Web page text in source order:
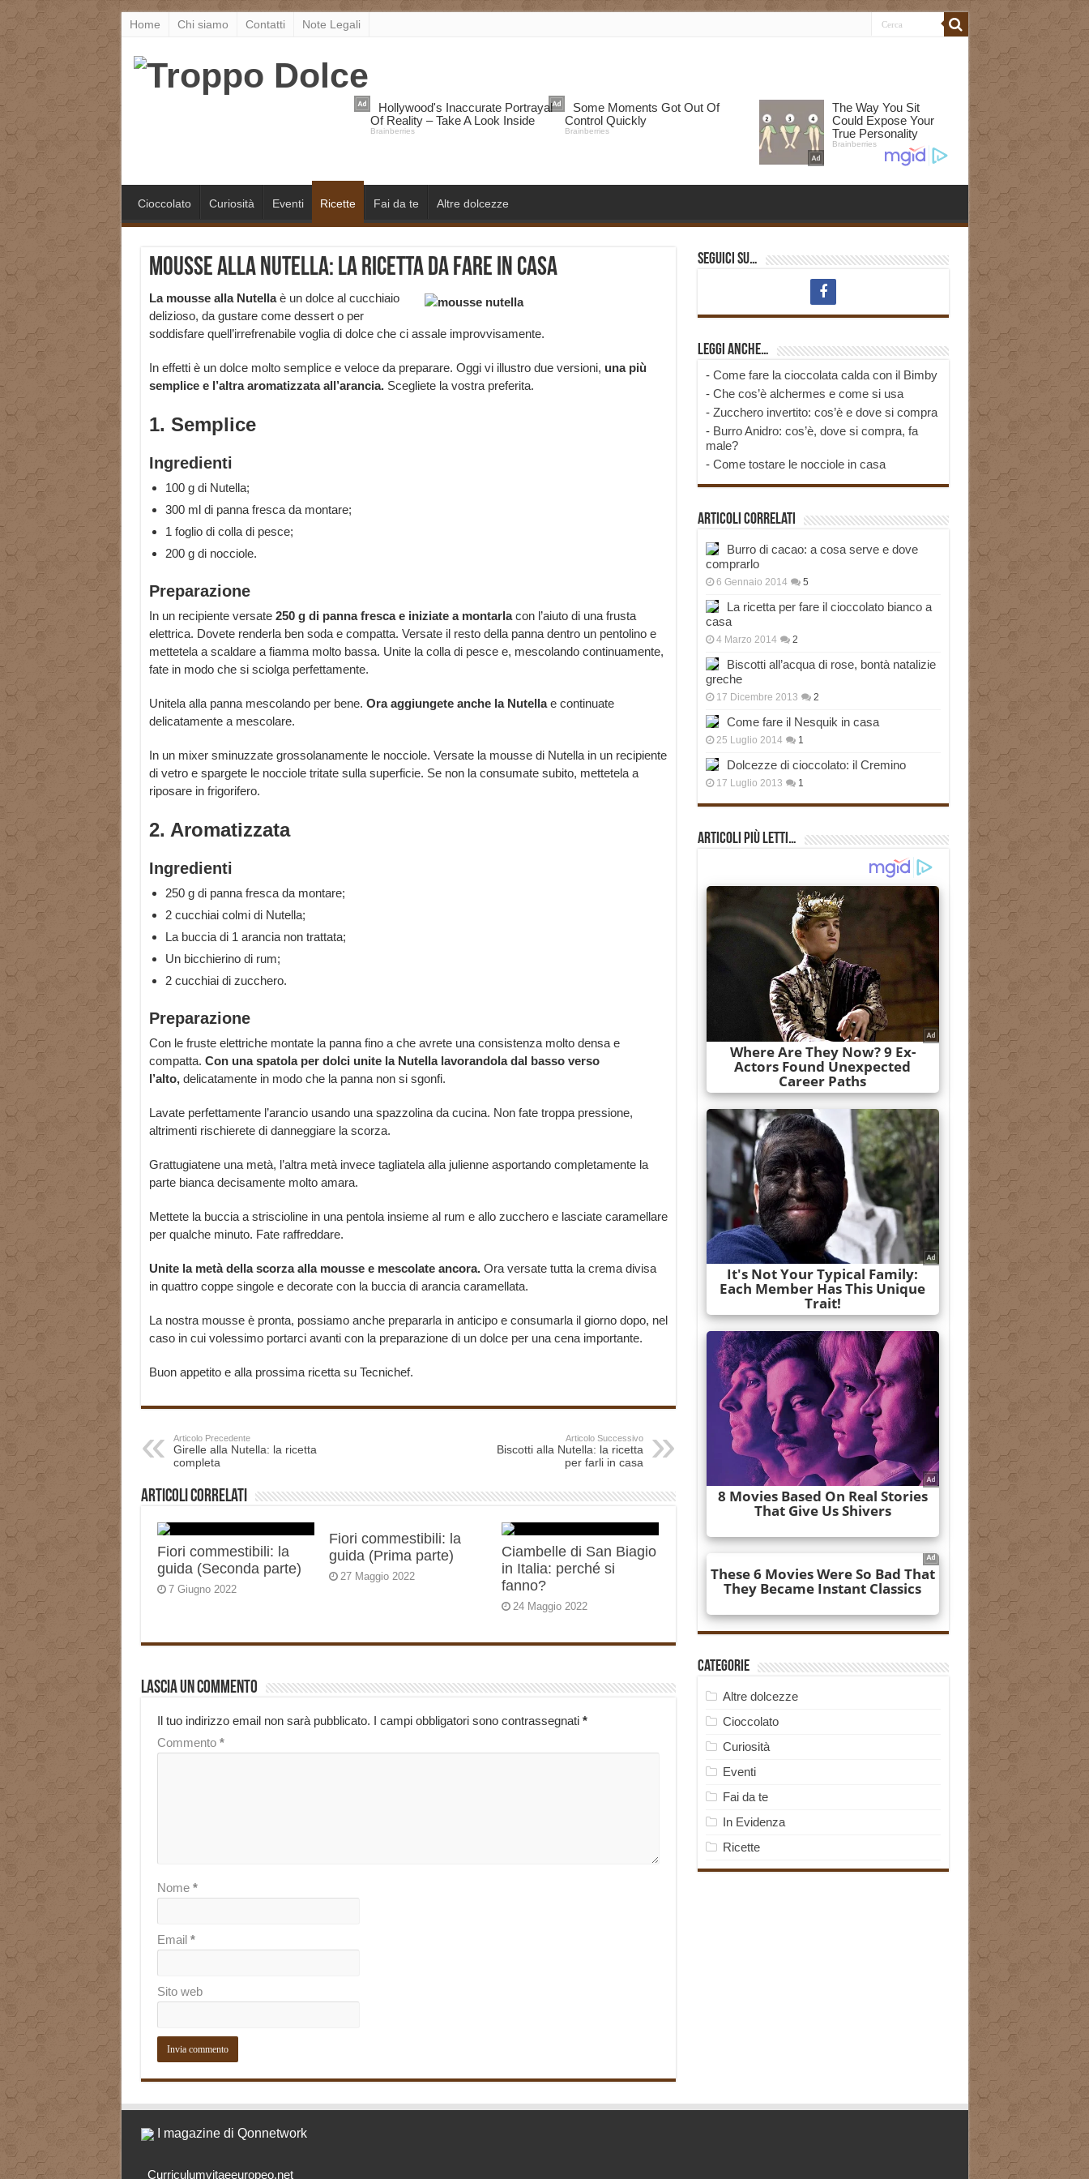
Home Chi siamo Contatti Note Legali
Cioccolato Curiosità Eventi Ricette Fai da te Altre dolcezze
Mousse alla Nutella: la ricetta da fare in casa
La mousse alla Nutellaè un dolce al cucchiaio
delizioso, da gustare come dessert o per
soddisfare quell’irrefrenabile voglia di dolce che ci assale improvvisamente.
In effetti è un dolce molto semplice e veloce da preparare. Oggi vi illustro due versioni, una più
semplice e l’altra aromatizzata all’arancia.Scegliete la vostra preferita.
1. Semplice
Ingredienti
100 g di Nutella;
300 ml di panna fresca da montare;
1 foglio di colla di pesce;
200 g di nocciole.
Preparazione
In un recipiente versate250 g di panna fresca e iniziate a montarlacon l’aiuto di una frusta
elettrica. Dovete renderla ben soda e compatta. Versate il resto della panna dentro un pentolino e
mettetela a scaldare a fiamma molto bassa. Unite la colla di pesce e, mescolando continuamente,
fate in modo che si sciolga perfettamente.
Unitela alla panna mescolando per bene. Ora aggiungete anche la Nutellae continuate
delicatamente a mescolare.
In un mixer sminuzzate grossolanamente le nocciole. Versate la mousse di Nutella in un recipiente
di vetro e spargete le nocciole tritate sulla superficie. Se non la consumate subito, mettetela a
riposare in frigorifero.
2. Aromatizzata
Ingredienti
250 g di panna fresca da montare;
2 cucchiai colmi di Nutella;
La buccia di 1 arancia non trattata;
Un bicchierino di rum;
2 cucchiai di zucchero.
Preparazione
Con le fruste elettriche montate la panna fino a che avrete una consistenza molto densa e
compatta. Con una spatola per dolci unite la Nutella lavorandola dal basso verso
l’alto,delicatamente in modo che la panna non si sgonfi.
Lavate perfettamente l’arancio usando una spazzolina da cucina. Non fate troppa pressione,
altrimenti rischierete di danneggiare la scorza.
Grattugiatene una metà, l’altra metà invece tagliatela alla julienne asportando completamente la
parte bianca decisamente molto amara.
Mettete la buccia a striscioline in una pentola insieme al rum e allo zucchero e lasciate caramellare
per qualche minuto. Fate raffreddare.
Unite la metà della scorza alla mousse e mescolate ancora.Ora versate tutta la crema divisa
in quattro coppe singole e decorate con la buccia di arancia caramellata.
La nostra mousse è pronta, possiamo anche prepararla in anticipo e consumarla il giorno dopo, nel
caso in cui volessimo portarci avanti con la preparazione di un dolce per una cena importante.
Buon appetito e alla prossima ricetta su Tecnichef.
Articolo Precedente
Girelle alla Nutella: la ricetta
completa
Articolo Successivo
Biscotti alla Nutella: la ricetta
per farli in casa
Articoli correlati
Fiori commestibili: la
guida (Seconda parte)
7 Giugno 2022
Fiori commestibili: la
guida (Prima parte)
27 Maggio 2022
Ciambelle di San Biagio
in Italia: perché si
fanno?
24 Maggio 2022
Lascia un commento
Il tuo indirizzo email non sarà pubblicato. I campi obbligatori sono contrassegnati *
Commento *
Nome *
Email *
Sito web
Seguici su…
Leggi anche…
- Come fare la cioccolata calda con il Bimby
- Che cos’è alchermes e come si usa
- Zucchero invertito: cos’è e dove si compra
- Burro Anidro: cos’è, dove si compra, fa
male?
- Come tostare le nocciole in casa
Articoli correlati
Burro di cacao: a cosa serve e dove
comprarlo
6 Gennaio 2014 5
La ricetta per fare il cioccolato bianco a
casa
4 Marzo 2014 2
Biscotti all’acqua di rose, bontà natalizie
greche
17 Dicembre 2013 2
Come fare il Nesquik in casa
25 Luglio 2014 1
Dolcezze di cioccolato: il Cremino
17 Luglio 2013 1
Articoli più Letti…
Categorie
Altre dolcezze
Cioccolato
Curiosità
Eventi
Fai da te
In Evidenza
Ricette
I magazine di Qonnetwork
Curriculumvitaeeuropeo.net